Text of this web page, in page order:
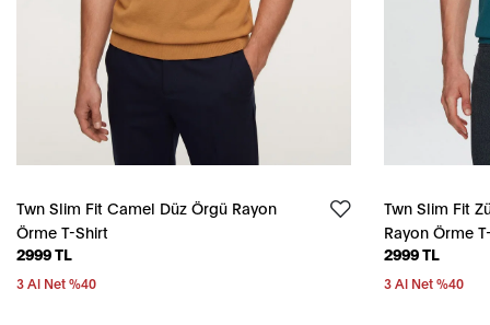
Twn Slim Fit Camel Düz Örgü Rayon
Örme T-Shirt
2999 TL
3 Al Net %40
Twn Slim Fit
Rayon Örme
2999 TL
3 Al Net %40